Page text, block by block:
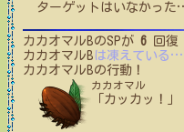
ターゲットはいなかった
カカオマルBのSPが 6 回復
カカオマルB は凍えている …
カカオマルBの行動！
カカオマル
「カッカッ！」